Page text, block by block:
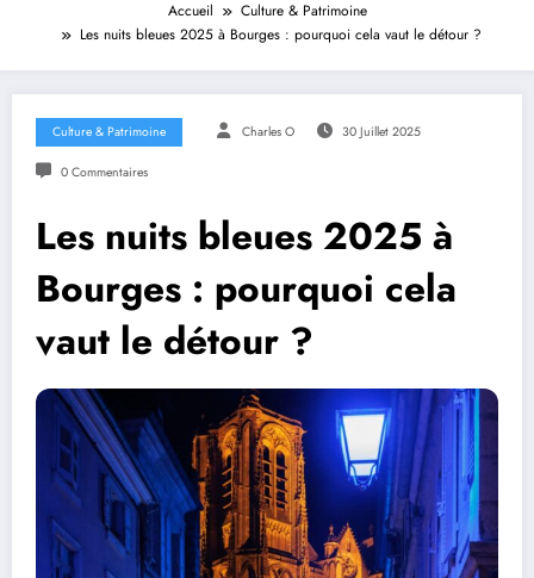
Accueil
Culture & Patrimoine
Les nuits bleues 2025 à Bourges : pourquoi cela vaut le détour ?
Culture & Patrimoine Charles O 30 Juillet 2025
0 Commentaires
Les nuits bleues 2025 à
Bourges : pourquoi cela
vaut le détour ?